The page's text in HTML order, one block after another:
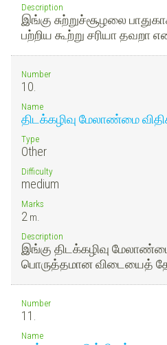
Description
இங்கு சுற்றுச்சூழலை
பற்றிய கூற்று சரியா தவறா
Number
10.
Name
திடக்கழிவு மேலாண்மை
Type
Other
Difficulty
medium
Marks
2 m.
Description
இங்கு திடக்கழிவு
பொருத்தமான விடையைத்
Number
11.
Name